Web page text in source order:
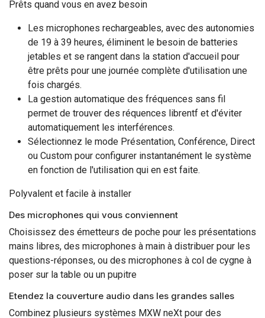
Prêts quand vous en avez besoin
Les microphones rechargeables, avec des autonomies
de 19 à 39 heures, éliminent le besoin de batteries
jetables et se rangent dans la station d'accueil pour
être prêts pour une journée complète d'utilisation une
fois chargés.
La gestion automatique des fréquences sans fil
permet de trouver des réquences librentf et d'éviter
automatiquement les interférences.
Sélectionnez le mode Présentation, Conférence, Direct
ou Custom pour configurer instantanément le système
en fonction de l'utilisation qui en est faite.
Polyvalent et facile à installer
Des microphones qui vous conviennent
Choisissez des émetteurs de poche pour les présentations
mains libres, des microphones à main à distribuer pour les
questions-réponses, ou des microphones à col de cygne à
poser sur la table ou un pupitre
Etendez la couverture audio dans les grandes salles
Combinez plusieurs systèmes MXW neXt pour des